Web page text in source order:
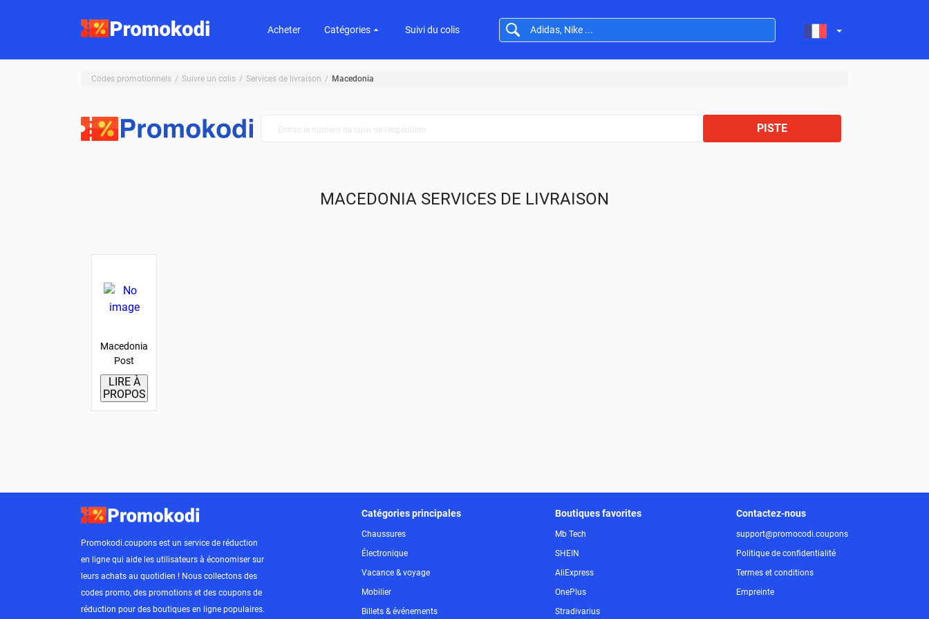
Acheter Catégories Suivi du colis
Codes promotionnels Suivre un colis Services de livraison Macedonia
PISTE
MACEDONIA SERVICES DE LIVRAISON
Macedonia
Post
LIRE À
PROPOS
Promokodi.coupons est un service de réduction
en ligne qui aide les utilisateurs à économiser sur
leurs achats au quotidien ! Nous collectons des
codes promo, des promotions et des coupons de
réduction pour des boutiques en ligne populaires.
Catégories principales
Chaussures
Électronique
Vacance & voyage
Mobilier
Billets & événements
Boutiques favorites
Mb Tech
SHEIN
AliExpress
OnePlus
Stradivarius
Contactez-nous
support@promocodi.coupons
Politique de confidentialité
Termes et conditions
Empreinte